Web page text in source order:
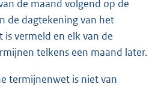
de maand volgend op de
de dagtekening van het
is vermeld en elk van de
telkens een maand later.
termijnenwet is niet van